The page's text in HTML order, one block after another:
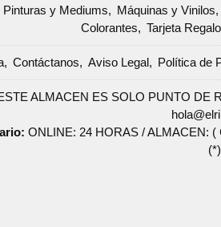
Pinturas y Mediums Máquinas y Vinilos
Colorantes
Tarjeta Regalo
Contáctanos Aviso Legal Política de
ALMACEN ES SOLO PUNTO
ONLINE: 24 HORAS / ALMACEN: